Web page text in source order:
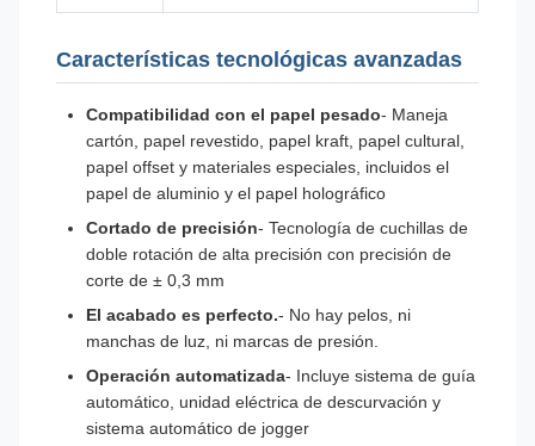
Características tecnológicas avanzadas
Compatibilidad con el papel pesado- Maneja
cartón, papel revestido, papel kraft, papel cultural,
papel offset y materiales especiales, incluidos el
papel de aluminio y el papel holográfico
Cortado de precisión- Tecnología de cuchillas de
doble rotación de alta precisión con precisión de
corte de ± 0,3 mm
El acabado es perfecto.- No hay pelos, ni
manchas de luz, ni marcas de presión.
Operación automatizada- Incluye sistema de guía
automático, unidad eléctrica de descurvación y
sistema automático de jogger